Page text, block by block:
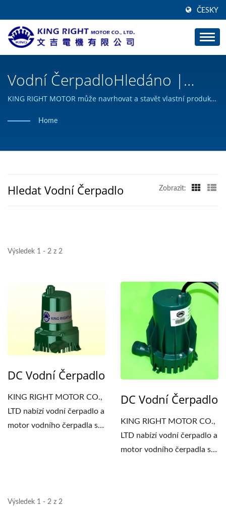
ČESKY
Vodní ČerpadloHledáno |
Výrobce Převodových Motorů
S Tichým Ozubeným Kolem A
KING RIGHT MOTOR může navrhovat a stavět vlastní produkty
Home
Hledat Vodní Čerpadlo Zobrazit:
Výsledek 1 - 2 z 2
DC Vodní Čerpadlo
KING RIGHT MOTOR CO.,
LTD nabízí vodní čerpadlo a
motor vodního čerpadla s
DC Vodní Čerpadlo
KING RIGHT MOTOR CO.,
LTD nabízí vodní čerpadlo a
motor vodního čerpadla s
Výsledek 1 - 2 z 2